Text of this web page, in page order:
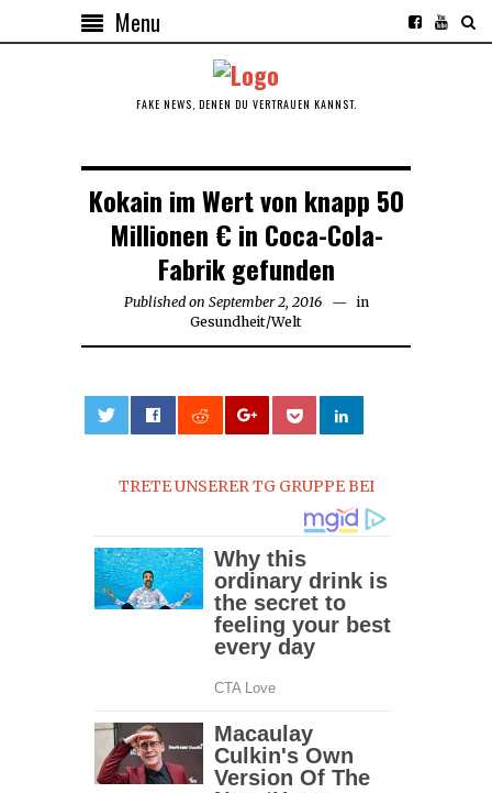
Menu
FAKE NEWS, DENEN DU VERTRAUEN KANNST.
Kokain im Wert von knapp 50
Millionen € in Coca-Cola-
Fabrik gefunden
Published on September 2, 2016September
in
Gesundheit/Welt
TRETE UNSERER TG GRUPPE BEI